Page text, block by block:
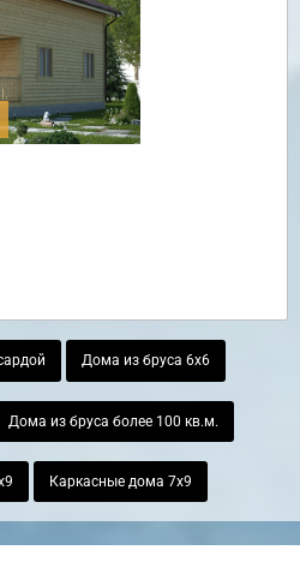
Дома из бруса 6х6
Дома из бруса более 100 кв.м.
Каркасные дома 7х9